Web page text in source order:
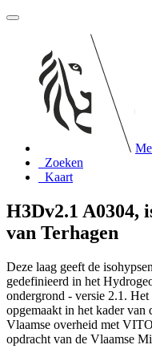
Zoeken
Kaart
H3Dv2.1 A0304,
van Terhagen
Deze laag geeft de
gedefinieerd in het
ondergrond - versie 2.1.
opgemaakt in het kader van
Vlaamse overheid met
opdracht van de Vlaamse